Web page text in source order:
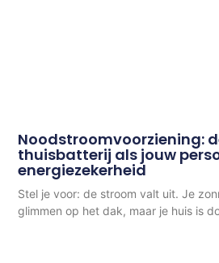
Noodstroomvoorziening:
thuisbatterij als jouw
energiezekerheid
Stel je voor: de stroom valt uit. Je
glimmen op het dak, maar je huis is